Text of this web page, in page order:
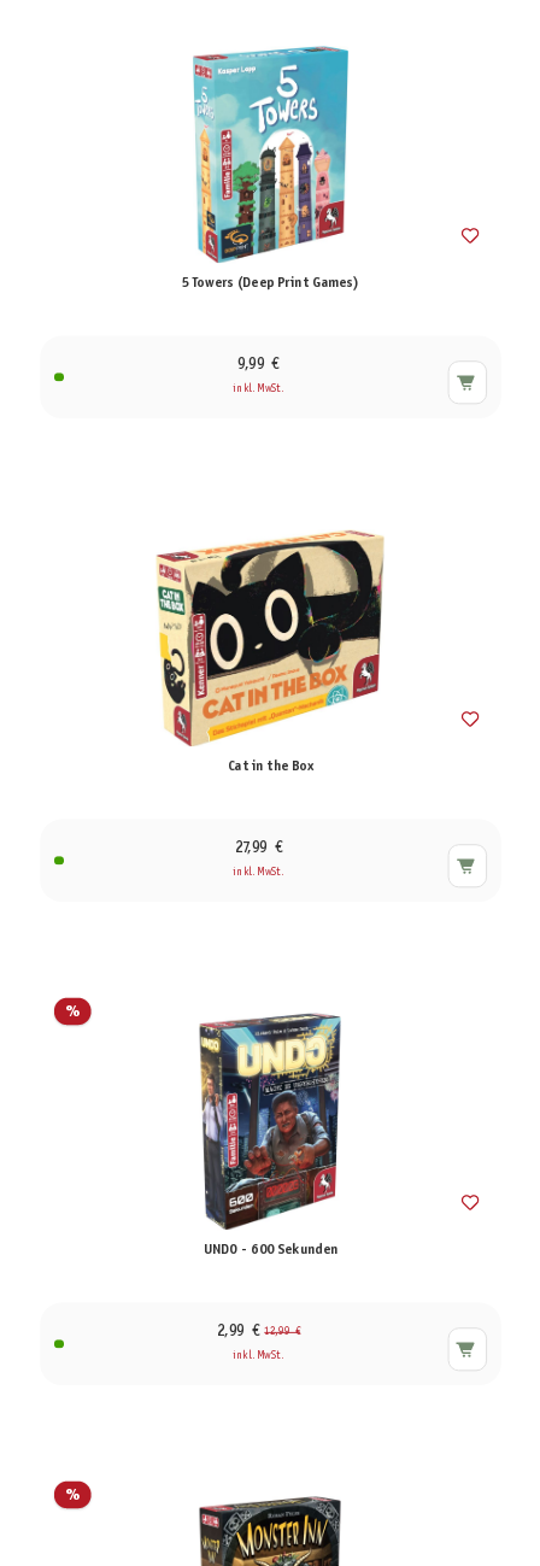
5 Towers (Deep Print Games)
9,99 €
inkl. MwSt.
Cat in the Box
27,99 €
inkl. MwSt.
%
UNDO - 600 Sekunden
2,99 € 12,99 €
inkl. MwSt.
%